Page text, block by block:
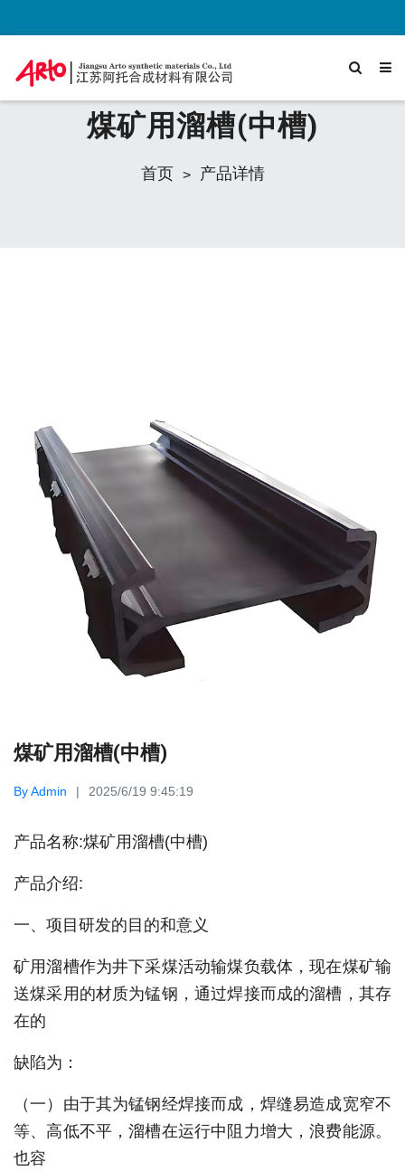
煤矿用溜槽(中槽)
首页 产品详情
煤矿用溜槽(中槽)
By Admin 2025/6/19 9:45:19
产品名称:煤矿用溜槽(中槽)
产品介绍:
一、项目研发的目的和意义
矿用溜槽作为井下采煤活动输煤负载体，现在煤矿输
送煤采用的材质为锰钢，通过焊接而成的溜槽，其存
在的
缺陷为：
（一）由于其为锰钢经焊接而成，焊缝易造成宽窄不
等、高低不平，溜槽在运行中阻力增大，浪费能源。
也容